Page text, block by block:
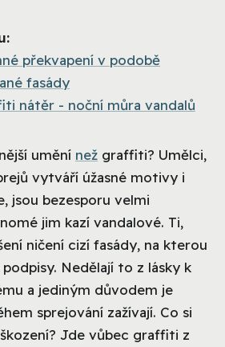
překvapení v podobě
fasády
nátěr - noční můra vandalů
umění než graffiti? Umělci,
vytváří úžasné motivy i
jsou bezesporu velmi
jim kazí vandalové. Ti,
ničení cizí fasády, na kterou
Nedělají to z lásky k
a jediným důvodem je
sprejování zažívají. Co si
Jde vůbec graffiti z